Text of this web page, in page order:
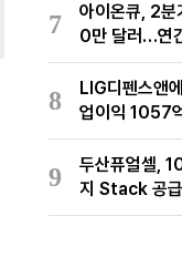
7
아이온큐, 2
0만 달러…연
8
LIG디펜스앤
업이익 1057
9
두산퓨얼셀,
지 Stack 공